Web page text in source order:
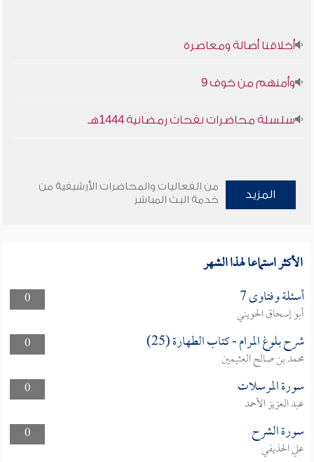
أخلاقنا أصالة ومعاصرة
وأمنهم من خوف 9
سلسلة محاضرات نفحات رمضانية 1444هـ
المزيد
من الفعاليات والمحاضرات الأرشيفية من
خدمة البث المباشر
الأكثر استماعا لهذا الشهر
0 أسئلة وفتاوى 7
أبو إسحاق الحويني
0
شرح بلوغ المرام - كتاب الطهارة (25)
محمد بن صالح العثيمين
0
سورة المرسلات
عبد العزيز الأحمد
0
سورة الشرح
علي الحذيفي